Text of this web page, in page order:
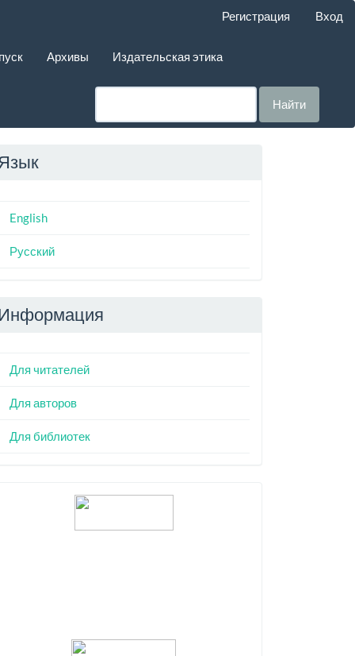
Регистрация Вход
Архивы Издательская этика
Найти
English
Русский
Для читателей
Для авторов
Для библиотек
Индексация